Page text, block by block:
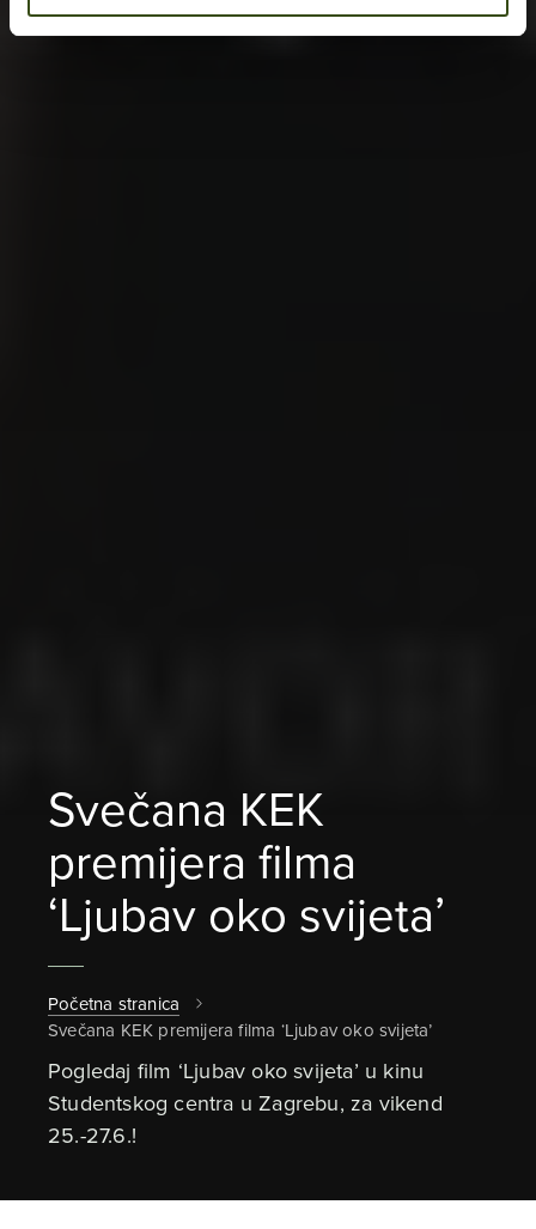
Svečana KEK
premijera filma
‘Ljubav oko svijeta’
Početna stranica
Svečana KEK premijera filma ‘Ljubav oko svijeta’
Pogledaj film ‘Ljubav oko svijeta’ u kinu
Studentskog centra u Zagrebu, za vikend
25.-27.6.!